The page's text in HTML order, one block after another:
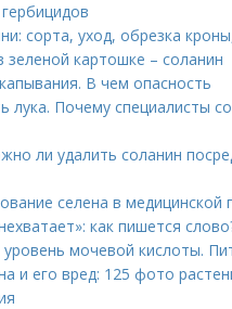
сорта, уход, обрезка
картошке – соланин
В чем опасность
Почему специалисты
ли удалить соланин
селена в медицинской
как пишется
мочевой кислоты.
и его вред: 125 фото